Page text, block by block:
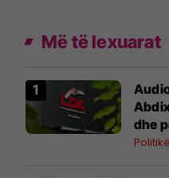
Më të lexuarat
dhe
Politikë